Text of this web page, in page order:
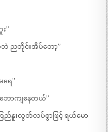
”
ာဘဲ ညတိုင်းအိပ်တော့”
ရေ”
ဘောကျနေတယ်”
ည်နူးလွတ်လပ်စွာဖြင့် ရယ်မော